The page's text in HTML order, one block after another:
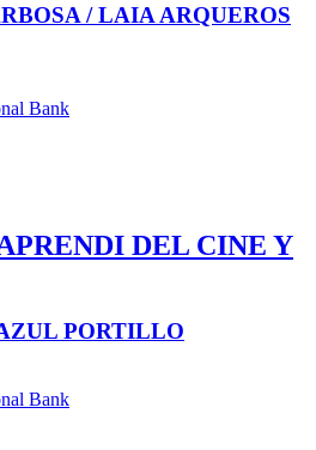
/ LAIA ARQUEROS
DEL CINE Y
PORTILLO